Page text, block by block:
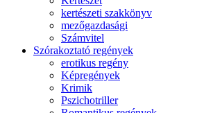
kertészeti szakkönyv
mezőgazdasági
Számvitel
Szórakoztató regények
erotikus regény
Képregények
Krimik
Pszichotriller